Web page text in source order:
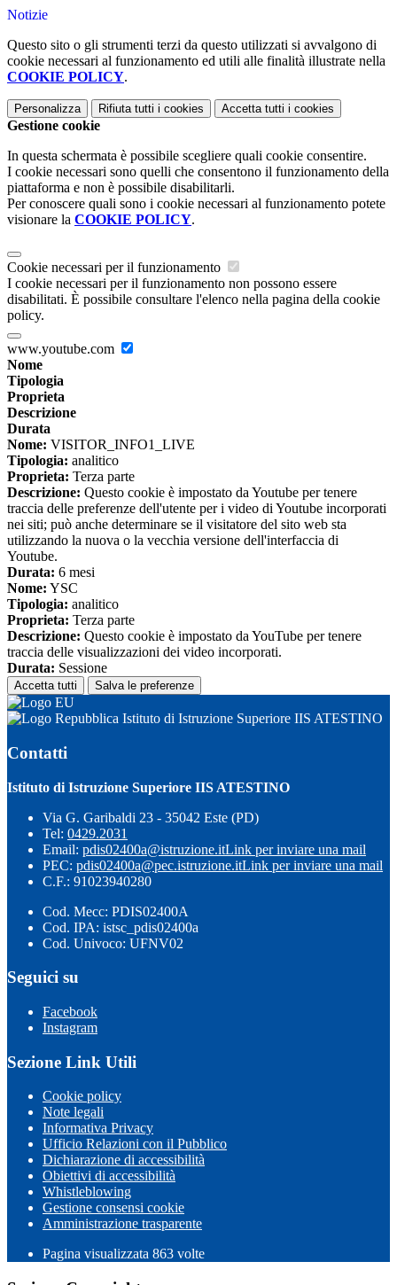
Notizie
Questo sito o gli strumenti terzi da questo utilizzati si avvalgono di
cookie necessari al funzionamento ed utili alle finalità illustrate nella
COOKIE POLICY.
Personalizza Rifiuta tutti i cookies Accetta tutti i cookies
Gestione cookie
In questa schermata è possibile scegliere quali cookie consentire.
I cookie necessari sono quelli che consentono il funzionamento della
piattaforma e non è possibile disabilitarli.
Per conoscere quali sono i cookie necessari al funzionamento potete
visionare la COOKIE POLICY.
Cookie necessari per il funzionamento
I cookie necessari per il funzionamento non possono essere
disabilitati. È possibile consultare l'elenco nella pagina della cookie
policy.
www.youtube.com
Nome
Tipologia
Proprieta
Descrizione
Durata
Nome: VISITOR_INFO1_LIVE
Tipologia: analitico
Proprieta: Terza parte
Descrizione: Questo cookie è impostato da Youtube per tenere
traccia delle preferenze dell'utente per i video di Youtube incorporati
nei siti; può anche determinare se il visitatore del sito web sta
utilizzando la nuova o la vecchia versione dell'interfaccia di
Youtube.
Durata: 6 mesi
Nome: YSC
Tipologia: analitico
Proprieta: Terza parte
Descrizione: Questo cookie è impostato da YouTube per tenere
traccia delle visualizzazioni dei video incorporati.
Durata: Sessione
Accetta tutti Salva le preferenze
Istituto di Istruzione Superiore IIS ATESTINO
Contatti
Istituto di Istruzione Superiore IIS ATESTINO
Via G. Garibaldi 23 - 35042 Este (PD)
Tel: 0429.2031
Email: pdis02400a@istruzione.itLink per inviare una mail
PEC: pdis02400a@pec.istruzione.itLink per inviare una mail
C.F.: 91023940280
Cod. Mecc: PDIS02400A
Cod. IPA: istsc_pdis02400a
Cod. Univoco: UFNV02
Seguici su
Facebook
Instagram
Sezione Link Utili
Cookie policy
Note legali
Informativa Privacy
Ufficio Relazioni con il Pubblico
Dichiarazione di accessibilità
Obiettivi di accessibilità
Whistleblowing
Gestione consensi cookie
Amministrazione trasparente
Pagina visualizzata 863 volte